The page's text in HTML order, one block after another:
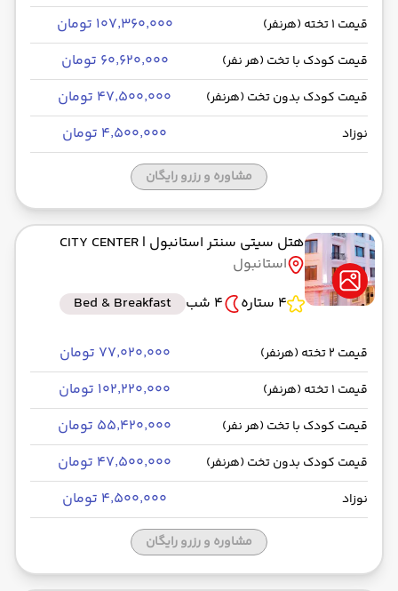
قیمت 1 تخته (هرنفر) ۱۰۷٬۳۶۰٬۰۰۰ تومان
قیمت کودک با تخت (هر نفر) ۶۰٬۶۲۰٬۰۰۰ تومان
قیمت کودک بدون تخت (هرنفر) ۴۷٬۵۰۰٬۰۰۰ تومان
نوزاد ۴٬۵۰۰٬۰۰۰ تومان
مشاوره و رزرو رایگان
هتل سیتی سنتر استانبول | CITY CENTER
استانبول
4 ستاره
4 شب Bed & Breakfast
قیمت 2 تخته (هرنفر) ۷۷٬۰۲۰٬۰۰۰ تومان
قیمت 1 تخته (هرنفر) ۱۰۲٬۲۲۰٬۰۰۰ تومان
قیمت کودک با تخت (هر نفر) ۵۵٬۴۲۰٬۰۰۰ تومان
قیمت کودک بدون تخت (هرنفر) ۴۷٬۵۰۰٬۰۰۰ تومان
نوزاد ۴٬۵۰۰٬۰۰۰ تومان
مشاوره و رزرو رایگان